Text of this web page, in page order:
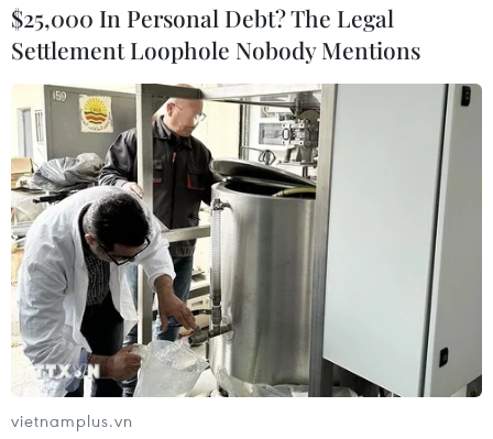
Luật Viễn thông: Cần siết bảo mật thông
tin, chặt chẽ trong đấu giá
25/10/2023 10:20
Bảo vệ quyền lợi của người sử dụng dịch vụ viễn thông,
điều chỉnh trong quy định đấu giá thuê bao là những
vấn đề được nhiều đại biểu Quốc hội quan tâm thảo
luận tại nghị trường.
$25,000 In Personal Debt? The Legal
Settlement Loophole Nobody Mentions
vietnamplus.vn